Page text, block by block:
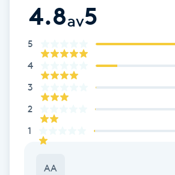
Extensions
Extensions borttagning
Eyeliner-tatuering
4.8av5
5
4
3
2
1
AA